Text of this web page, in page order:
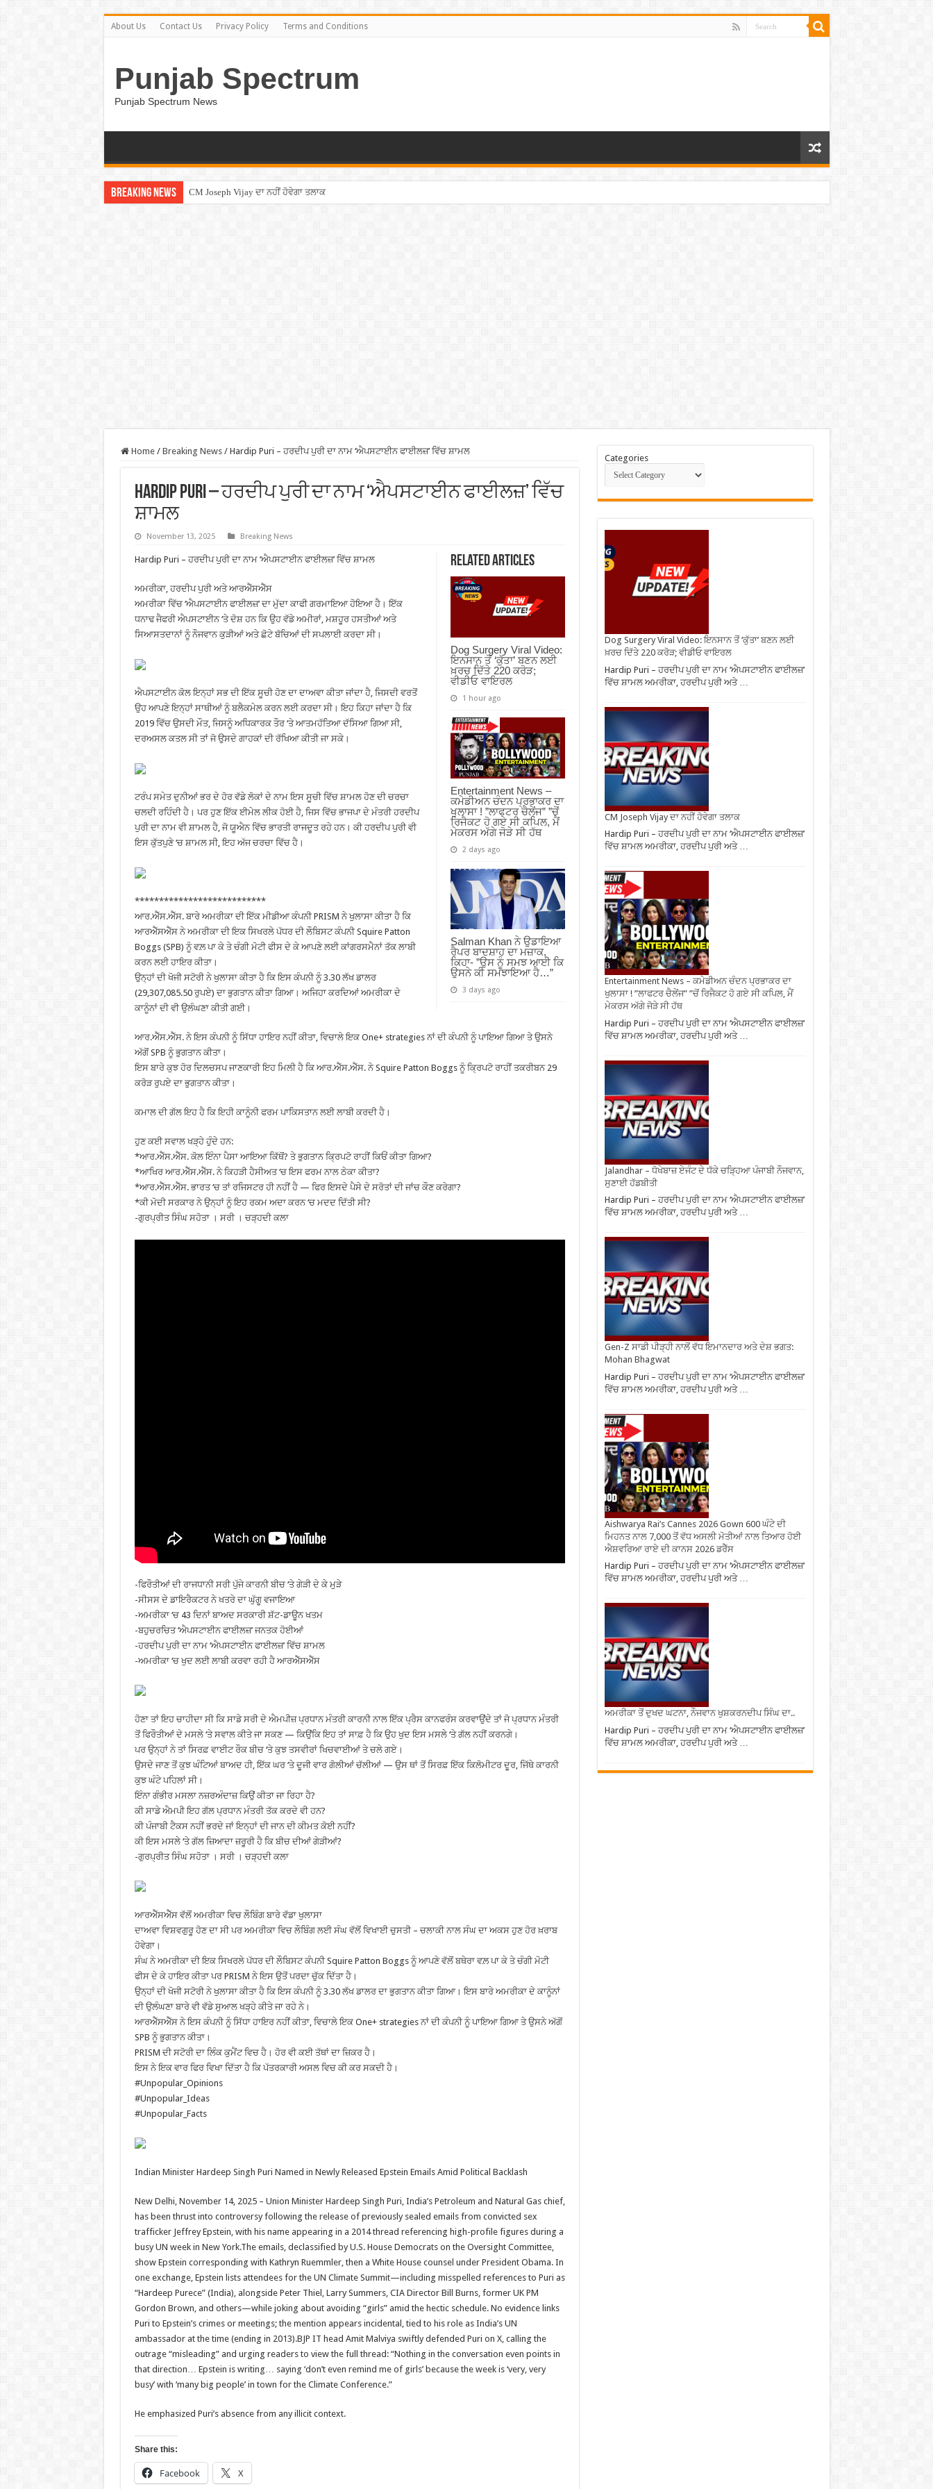
About Us Contact Us Privacy Policy Terms and Conditions
Punjab Spectrum
Punjab Spectrum News
Breaking News CM Joseph Vijay ਦਾ ਨਹੀਂ ਹੋਵੇਗਾ ਤਲਾਕ
Home / Breaking News / Hardip Puri – ਹਰਦੀਪ ਪੁਰੀ ਦਾ ਨਾਮ ‘ਐਪਸਟਾਈਨ ਫਾਈਲਜ਼’ ਵਿੱਚ ਸ਼ਾਮਲ
Hardip Puri – ਹਰਦੀਪ ਪੁਰੀ ਦਾ ਨਾਮ ‘ਐਪਸਟਾਈਨ ਫਾਈਲਜ਼’ ਵਿੱਚ
ਸ਼ਾਮਲ
November 13, 2025 Breaking News
Related Articles
Dog Surgery Viral Video:
ਇਨਸਾਨ ਤੋਂ ‘ਕੁੱਤਾ’ ਬਣਨ ਲਈ
ਖ਼ਰਚ ਦਿੱਤੇ 220 ਕਰੋੜ;
ਵੀਡੀਓ ਵਾਇਰਲ
1 hour ago
Entertainment News –
ਕਮੇਡੀਅਨ ਚੰਦਨ ਪ੍ਰਭਾਕਰ ਦਾ
ਖੁਲਾਸਾ ! ”ਲਾਫਟਰ ਚੈਲੇਂਜ” ”ਚੋਂ
ਰਿਜੈਕਟ ਹੋ ਗਏ ਸੀ ਕਪਿਲ, ਮੈਂ
ਮੇਕਰਸ ਅੱਗੇ ਜੋੜੇ ਸੀ ਹੱਥ
2 days ago
Salman Khan ਨੇ ਉਡਾਇਆ
ਰੈਪਰ ਬਾਦਸ਼ਾਹ ਦਾ ਮਜ਼ਾਕ,
ਕਿਹਾ- ”ਉਸ ਨੂੰ ਸਮਝ ਆਈ ਕਿ
ਉਸਨੇ ਕੀ ਸਮਝਾਇਆ ਹੈ…”
3 days ago
Hardip Puri – ਹਰਦੀਪ ਪੁਰੀ ਦਾ ਨਾਮ ‘ਐਪਸਟਾਈਨ ਫਾਈਲਜ਼’ ਵਿੱਚ ਸ਼ਾਮਲ
ਅਮਰੀਕਾ, ਹਰਦੀਪ ਪੁਰੀ ਅਤੇ ਆਰਐੱਸਐੱਸ
ਅਮਰੀਕਾ ਵਿੱਚ ‘ਐਪਸਟਾਈਨ ਫਾਈਲਜ਼’ ਦਾ ਮੁੱਦਾ ਕਾਫੀ ਗਰਮਾਇਆ ਹੋਇਆ ਹੈ। ਇੱਕ
ਧਨਾਢ ਜੈਫਰੀ ਐਪਸਟਾਈਨ ‘ਤੇ ਦੋਸ਼ ਹਨ ਕਿ ਉਹ ਵੱਡੇ ਅਮੀਰਾਂ, ਮਸ਼ਹੂਰ ਹਸਤੀਆਂ ਅਤੇ
ਸਿਆਸਤਦਾਨਾਂ ਨੂੰ ਨੌਜਵਾਨ ਕੁੜੀਆਂ ਅਤੇ ਛੋਟੇ ਬੱਚਿਆਂ ਦੀ ਸਪਲਾਈ ਕਰਦਾ ਸੀ।
ਐਪਸਟਾਈਨ ਕੋਲ ਇਨ੍ਹਾਂ ਸਭ ਦੀ ਇੱਕ ਸੂਚੀ ਹੋਣ ਦਾ ਦਾਅਵਾ ਕੀਤਾ ਜਾਂਦਾ ਹੈ, ਜਿਸਦੀ ਵਰਤੋਂ
ਉਹ ਆਪਣੇ ਇਨ੍ਹਾਂ ਸਾਥੀਆਂ ਨੂੰ ਬਲੈਕਮੇਲ ਕਰਨ ਲਈ ਕਰਦਾ ਸੀ। ਇਹ ਕਿਹਾ ਜਾਂਦਾ ਹੈ ਕਿ
2019 ਵਿੱਚ ਉਸਦੀ ਮੌਤ, ਜਿਸਨੂੰ ਅਧਿਕਾਰਕ ਤੌਰ ‘ਤੇ ਆਤਮਹੱਤਿਆ ਦੱਸਿਆ ਗਿਆ ਸੀ,
ਦਰਅਸਲ ਕਤਲ ਸੀ ਤਾਂ ਜੋ ਉਸਦੇ ਗਾਹਕਾਂ ਦੀ ਰੱਖਿਆ ਕੀਤੀ ਜਾ ਸਕੇ।
ਟਰੰਪ ਸਮੇਤ ਦੁਨੀਆਂ ਭਰ ਦੇ ਹੋਰ ਵੱਡੇ ਲੋਕਾਂ ਦੇ ਨਾਮ ਇਸ ਸੂਚੀ ਵਿੱਚ ਸ਼ਾਮਲ ਹੋਣ ਦੀ ਚਰਚਾ
ਚਲਦੀ ਰਹਿੰਦੀ ਹੈ। ਪਰ ਹੁਣ ਇੱਕ ਈਮੇਲ ਲੀਕ ਹੋਈ ਹੈ, ਜਿਸ ਵਿੱਚ ਭਾਜਪਾ ਦੇ ਮੰਤਰੀ ਹਰਦੀਪ
ਪੁਰੀ ਦਾ ਨਾਮ ਵੀ ਸ਼ਾਮਲ ਹੈ, ਜੋ ਯੂਐਨ ਵਿੱਚ ਭਾਰਤੀ ਰਾਜਦੂਤ ਰਹੇ ਹਨ। ਕੀ ਹਰਦੀਪ ਪੁਰੀ ਵੀ
ਇਸ ਕੁੱਤਪੁਣੇ ‘ਚ ਸ਼ਾਮਲ ਸੀ, ਇਹ ਅੱਜ ਚਰਚਾ ਵਿੱਚ ਹੈ।
***************************
ਆਰ.ਐੱਸ.ਐੱਸ. ਬਾਰੇ ਅਮਰੀਕਾ ਦੀ ਇੱਕ ਮੀਡੀਆ ਕੰਪਨੀ PRISM ਨੇ ਖੁਲਾਸਾ ਕੀਤਾ ਹੈ ਕਿ
ਆਰਐੱਸਐੱਸ ਨੇ ਅਮਰੀਕਾ ਦੀ ਇਕ ਸਿਖਰਲੇ ਪੱਧਰ ਦੀ ਲੌਬਿਸਟ ਕੰਪਨੀ Squire Patton
Boggs (SPB) ਨੂੰ ਵਲ਼ ਪਾ ਕੇ ਤੇ ਚੰਗੀ ਮੋਟੀ ਫੀਸ ਦੇ ਕੇ ਆਪਣੇ ਲਈ ਕਾਂਗਰਸਮੈਨਾਂ ਤੱਕ ਲਾਬੀ
ਕਰਨ ਲਈ ਹਾਇਰ ਕੀਤਾ।
ਉਨ੍ਹਾਂ ਦੀ ਖੋਜੀ ਸਟੋਰੀ ਨੇ ਖੁਲਾਸਾ ਕੀਤਾ ਹੈ ਕਿ ਇਸ ਕੰਪਨੀ ਨੂੰ 3.30 ਲੱਖ ਡਾਲਰ
(29,307,085.50 ਰੁਪਏ) ਦਾ ਭੁਗਤਾਨ ਕੀਤਾ ਗਿਆ। ਅਜਿਹਾ ਕਰਦਿਆਂ ਅਮਰੀਕਾ ਦੇ
ਕਾਨੂੰਨਾਂ ਦੀ ਵੀ ਉਲੰਘਣਾ ਕੀਤੀ ਗਈ।
ਆਰ.ਐੱਸ.ਐੱਸ. ਨੇ ਇਸ ਕੰਪਨੀ ਨੂੰ ਸਿੱਧਾ ਹਾਇਰ ਨਹੀਂ ਕੀਤਾ, ਵਿਚਾਲੇ ਇਕ One+ strategies ਨਾਂ ਦੀ ਕੰਪਨੀ ਨੂੰ ਪਾਇਆ ਗਿਆ ਤੇ ਉਸਨੇ
ਅੱਗੋਂ SPB ਨੂੰ ਭੁਗਤਾਨ ਕੀਤਾ।
ਇਸ ਬਾਰੇ ਕੁਝ ਹੋਰ ਦਿਲਚਸਪ ਜਾਣਕਾਰੀ ਇਹ ਮਿਲੀ ਹੈ ਕਿ ਆਰ.ਐੱਸ.ਐੱਸ. ਨੇ Squire Patton Boggs ਨੂੰ ਕ੍ਰਿਪਟੋ ਰਾਹੀਂ ਤਕਰੀਬਨ 29
ਕਰੋੜ ਰੁਪਏ ਦਾ ਭੁਗਤਾਨ ਕੀਤਾ।
ਕਮਾਲ ਦੀ ਗੱਲ ਇਹ ਹੈ ਕਿ ਇਹੀ ਕਾਨੂੰਨੀ ਫਰਮ ਪਾਕਿਸਤਾਨ ਲਈ ਲਾਬੀ ਕਰਦੀ ਹੈ।
ਹੁਣ ਕਈ ਸਵਾਲ ਖੜ੍ਹੇ ਹੁੰਦੇ ਹਨ:
*ਆਰ.ਐੱਸ.ਐੱਸ. ਕੋਲ ਇੰਨਾ ਪੈਸਾ ਆਇਆ ਕਿੱਥੋਂ? ਤੇ ਭੁਗਤਾਨ ਕ੍ਰਿਪਟੋ ਰਾਹੀਂ ਕਿਓਂ ਕੀਤਾ ਗਿਆ?
*ਆਖਿਰ ਆਰ.ਐੱਸ.ਐੱਸ. ਨੇ ਕਿਹੜੀ ਹੈਸੀਅਤ ‘ਚ ਇਸ ਫਰਮ ਨਾਲ ਠੇਕਾ ਕੀਤਾ?
*ਆਰ.ਐੱਸ.ਐੱਸ. ਭਾਰਤ ‘ਚ ਤਾਂ ਰਜਿਸਟਰ ਹੀ ਨਹੀਂ ਹੈ — ਫਿਰ ਇਸਦੇ ਪੈਸੇ ਦੇ ਸਰੋਤਾਂ ਦੀ ਜਾਂਚ ਕੌਣ ਕਰੇਗਾ?
*ਕੀ ਮੋਦੀ ਸਰਕਾਰ ਨੇ ਉਨ੍ਹਾਂ ਨੂੰ ਇਹ ਰਕਮ ਅਦਾ ਕਰਨ ‘ਚ ਮਦਦ ਦਿੱਤੀ ਸੀ?
-ਗੁਰਪ੍ਰੀਤ ਸਿੰਘ ਸਹੋਤਾ । ਸਰੀ । ਚੜ੍ਹਦੀ ਕਲਾ
-ਫਿਰੌਤੀਆਂ ਦੀ ਰਾਜਧਾਨੀ ਸਰੀ ਪੁੱਜੇ ਕਾਰਨੀ ਬੀਚ ‘ਤੇ ਗੇੜੀ ਦੇ ਕੇ ਮੁੜੇ
-ਸੀਸਸ ਦੇ ਡਾਇਰੈਕਟਰ ਨੇ ਖਤਰੇ ਦਾ ਘੁੱਗੂ ਵਜਾਇਆ
-ਅਮਰੀਕਾ ‘ਚ 43 ਦਿਨਾਂ ਬਾਅਦ ਸਰਕਾਰੀ ਸ਼ੱਟ-ਡਾਊਨ ਖਤਮ
-ਬਹੁਚਰਚਿਤ ‘ਐਪਸਟਾਈਨ ਫਾਈਲਜ਼’ ਜਨਤਕ ਹੋਈਆਂ
-ਹਰਦੀਪ ਪੁਰੀ ਦਾ ਨਾਮ ‘ਐਪਸਟਾਈਨ ਫਾਈਲਜ਼’ ਵਿੱਚ ਸ਼ਾਮਲ
-ਅਮਰੀਕਾ ‘ਚ ਖੁਦ ਲਈ ਲਾਬੀ ਕਰਵਾ ਰਹੀ ਹੈ ਆਰਐੱਸਐੱਸ
ਹੋਣਾ ਤਾਂ ਇਹ ਚਾਹੀਦਾ ਸੀ ਕਿ ਸਾਡੇ ਸਰੀ ਦੇ ਐਮਪੀਜ਼ ਪ੍ਰਧਾਨ ਮੰਤਰੀ ਕਾਰਨੀ ਨਾਲ ਇੱਕ ਪ੍ਰੈਸ ਕਾਨਫਰੰਸ ਕਰਵਾਉਂਦੇ ਤਾਂ ਜੋ ਪ੍ਰਧਾਨ ਮੰਤਰੀ
ਤੋਂ ਫਿਰੌਤੀਆਂ ਦੇ ਮਸਲੇ ‘ਤੇ ਸਵਾਲ ਕੀਤੇ ਜਾ ਸਕਣ — ਕਿਉਂਕਿ ਇਹ ਤਾਂ ਸਾਫ਼ ਹੈ ਕਿ ਉਹ ਖੁਦ ਇਸ ਮਸਲੇ ‘ਤੇ ਗੱਲ ਨਹੀਂ ਕਰਨਗੇ।
ਪਰ ਉਨ੍ਹਾਂ ਨੇ ਤਾਂ ਸਿਰਫ਼ ਵਾਈਟ ਰੌਕ ਬੀਚ ‘ਤੇ ਕੁਝ ਤਸਵੀਰਾਂ ਖਿਚਵਾਈਆਂ ਤੇ ਚਲੇ ਗਏ।
ਉਸਦੇ ਜਾਣ ਤੋਂ ਕੁਝ ਘੰਟਿਆਂ ਬਾਅਦ ਹੀ, ਇੱਕ ਘਰ ‘ਤੇ ਦੂਜੀ ਵਾਰ ਗੋਲੀਆਂ ਚੱਲੀਆਂ — ਉਸ ਥਾਂ ਤੋਂ ਸਿਰਫ਼ ਇੱਕ ਕਿਲੋਮੀਟਰ ਦੂਰ, ਜਿੱਥੇ ਕਾਰਨੀ
ਕੁਝ ਘੰਟੇ ਪਹਿਲਾਂ ਸੀ।
ਇੰਨਾ ਗੰਭੀਰ ਮਸਲਾ ਨਜ਼ਰਅੰਦਾਜ਼ ਕਿਉਂ ਕੀਤਾ ਜਾ ਰਿਹਾ ਹੈ?
ਕੀ ਸਾਡੇ ਐਮਪੀ ਇਹ ਗੱਲ ਪ੍ਰਧਾਨ ਮੰਤਰੀ ਤੱਕ ਕਰਦੇ ਵੀ ਹਨ?
ਕੀ ਪੰਜਾਬੀ ਟੈਕਸ ਨਹੀਂ ਭਰਦੇ ਜਾਂ ਇਨ੍ਹਾਂ ਦੀ ਜਾਨ ਦੀ ਕੀਮਤ ਕੋਈ ਨਹੀਂ?
ਕੀ ਇਸ ਮਸਲੇ ‘ਤੇ ਗੱਲ ਜ਼ਿਆਦਾ ਜ਼ਰੂਰੀ ਹੈ ਕਿ ਬੀਚ ਦੀਆਂ ਗੇੜੀਆਂ?
-ਗੁਰਪ੍ਰੀਤ ਸਿੰਘ ਸਹੋਤਾ । ਸਰੀ । ਚੜ੍ਹਦੀ ਕਲਾ
ਆਰਐੱਸਐੱਸ ਵੱਲੋਂ ਅਮਰੀਕਾ ਵਿਚ ਲੌਬਿੰਗ ਬਾਰੇ ਵੱਡਾ ਖੁਲਾਸਾ
ਦਾਅਵਾ ਵਿਸ਼ਵਗੁਰੂ ਹੋਣ ਦਾ ਸੀ ਪਰ ਅਮਰੀਕਾ ਵਿਚ ਲੌਬਿੰਗ ਲਈ ਸੰਘ ਵੱਲੋਂ ਵਿਖਾਈ ਚੁਸਤੀ – ਚਲਾਕੀ ਨਾਲ ਸੰਘ ਦਾ ਅਕਸ ਹੁਣ ਹੋਰ ਖ਼ਰਾਬ
ਹੋਵੇਗਾ।
ਸੰਘ ਨੇ ਅਮਰੀਕਾ ਦੀ ਇਕ ਸਿਖਰਲੇ ਪੱਧਰ ਦੀ ਲੌਬਿਸਟ ਕੰਪਨੀ Squire Patton Boggs ਨੂੰ ਆਪਣੇ ਵੱਲੋਂ ਬਥੇਰਾ ਵਲ਼ ਪਾ ਕੇ ਤੇ ਚੰਗੀ ਮੋਟੀ
ਫੀਸ ਦੇ ਕੇ ਹਾਇਰ ਕੀਤਾ ਪਰ PRISM ਨੇ ਇਸ ਉਤੋਂ ਪਰਦਾ ਚੁੱਕ ਦਿੱਤਾ ਹੈ।
ਉਨ੍ਹਾਂ ਦੀ ਖੋਜੀ ਸਟੋਰੀ ਨੇ ਖੁਲਾਸਾ ਕੀਤਾ ਹੈ ਕਿ ਇਸ ਕੰਪਨੀ ਨੂੰ 3.30 ਲੱਖ ਡਾਲਰ ਦਾ ਭੁਗਤਾਨ ਕੀਤਾ ਗਿਆ। ਇਸ ਬਾਰੇ ਅਮਰੀਕਾ ਦੇ ਕਾਨੂੰਨਾਂ
ਦੀ ਉਲੰਘਣਾ ਬਾਰੇ ਵੀ ਵੱਡੇ ਸੁਆਲ ਖੜ੍ਹੇ ਕੀਤੇ ਜਾ ਰਹੇ ਨੇ।
ਆਰਐੱਸਐੱਸ ਨੇ ਇਸ ਕੰਪਨੀ ਨੂੰ ਸਿੱਧਾ ਹਾਇਰ ਨਹੀਂ ਕੀਤਾ, ਵਿਚਾਲੇ ਇਕ One+ strategies ਨਾਂ ਦੀ ਕੰਪਨੀ ਨੂੰ ਪਾਇਆ ਗਿਆ ਤੇ ਉਸਨੇ ਅੱਗੋਂ
SPB ਨੂੰ ਭੁਗਤਾਨ ਕੀਤਾ।
PRISM ਦੀ ਸਟੋਰੀ ਦਾ ਲਿੰਕ ਕੁਮੈਂਟ ਵਿਚ ਹੈ। ਹੋਰ ਵੀ ਕਈ ਤੱਥਾਂ ਦਾ ਜ਼ਿਕਰ ਹੈ।
ਇਸ ਨੇ ਇਕ ਵਾਰ ਫਿਰ ਵਿਖਾ ਦਿੱਤਾ ਹੈ ਕਿ ਪੱਤਰਕਾਰੀ ਅਸਲ ਵਿਚ ਕੀ ਕਰ ਸਕਦੀ ਹੈ।
#Unpopular_Opinions
#Unpopular_Ideas
#Unpopular_Facts
Indian Minister Hardeep Singh Puri Named in Newly Released Epstein Emails Amid Political Backlash
New Delhi, November 14, 2025 – Union Minister Hardeep Singh Puri, India’s Petroleum and Natural Gas chief,
has been thrust into controversy following the release of previously sealed emails from convicted sex
trafficker Jeffrey Epstein, with his name appearing in a 2014 thread referencing high-profile figures during a
busy UN week in New York.The emails, declassified by U.S. House Democrats on the Oversight Committee,
show Epstein corresponding with Kathryn Ruemmler, then a White House counsel under President Obama. In
one exchange, Epstein lists attendees for the UN Climate Summit—including misspelled references to Puri as
“Hardeep Purece” (India), alongside Peter Thiel, Larry Summers, CIA Director Bill Burns, former UK PM
Gordon Brown, and others—while joking about avoiding “girls” amid the hectic schedule. No evidence links
Puri to Epstein’s crimes or meetings; the mention appears incidental, tied to his role as India’s UN
ambassador at the time (ending in 2013).BJP IT head Amit Malviya swiftly defended Puri on X, calling the
outrage “misleading” and urging readers to view the full thread: “Nothing in the conversation even points in
that direction… Epstein is writing… saying ‘don’t even remind me of girls’ because the week is ‘very, very
busy’ with ‘many big people’ in town for the Climate Conference.”
He emphasized Puri’s absence from any illicit context.
Share this:
Facebook X
Categories
Dog Surgery Viral Video: ਇਨਸਾਨ ਤੋਂ ‘ਕੁੱਤਾ’ ਬਣਨ ਲਈ
ਖ਼ਰਚ ਦਿੱਤੇ 220 ਕਰੋੜ; ਵੀਡੀਓ ਵਾਇਰਲ
Hardip Puri – ਹਰਦੀਪ ਪੁਰੀ ਦਾ ਨਾਮ ‘ਐਪਸਟਾਈਨ ਫਾਈਲਜ਼’
ਵਿੱਚ ਸ਼ਾਮਲ ਅਮਰੀਕਾ, ਹਰਦੀਪ ਪੁਰੀ ਅਤੇ …
CM Joseph Vijay ਦਾ ਨਹੀਂ ਹੋਵੇਗਾ ਤਲਾਕ
Hardip Puri – ਹਰਦੀਪ ਪੁਰੀ ਦਾ ਨਾਮ ‘ਐਪਸਟਾਈਨ ਫਾਈਲਜ਼’
ਵਿੱਚ ਸ਼ਾਮਲ ਅਮਰੀਕਾ, ਹਰਦੀਪ ਪੁਰੀ ਅਤੇ …
Entertainment News – ਕਮੇਡੀਅਨ ਚੰਦਨ ਪ੍ਰਭਾਕਰ ਦਾ
ਖੁਲਾਸਾ ! ”ਲਾਫਟਰ ਚੈਲੇਂਜ” ”ਚੋਂ ਰਿਜੈਕਟ ਹੋ ਗਏ ਸੀ ਕਪਿਲ, ਮੈਂ
ਮੇਕਰਸ ਅੱਗੇ ਜੋੜੇ ਸੀ ਹੱਥ
Hardip Puri – ਹਰਦੀਪ ਪੁਰੀ ਦਾ ਨਾਮ ‘ਐਪਸਟਾਈਨ ਫਾਈਲਜ਼’
ਵਿੱਚ ਸ਼ਾਮਲ ਅਮਰੀਕਾ, ਹਰਦੀਪ ਪੁਰੀ ਅਤੇ …
Jalandhar – ਧੋਖੇਬਾਜ਼ ਏਜੰਟ ਦੇ ਧੱਕੇ ਚੜ੍ਹਿਆ ਪੰਜਾਬੀ ਨੌਜਵਾਨ,
ਸੁਣਾਈ ਹੱਡਬੀਤੀ
Hardip Puri – ਹਰਦੀਪ ਪੁਰੀ ਦਾ ਨਾਮ ‘ਐਪਸਟਾਈਨ ਫਾਈਲਜ਼’
ਵਿੱਚ ਸ਼ਾਮਲ ਅਮਰੀਕਾ, ਹਰਦੀਪ ਪੁਰੀ ਅਤੇ …
Gen-Z ਸਾਡੀ ਪੀੜ੍ਹੀ ਨਾਲੋਂ ਵੱਧ ਇਮਾਨਦਾਰ ਅਤੇ ਦੇਸ਼ ਭਗਤ:
Mohan Bhagwat
Hardip Puri – ਹਰਦੀਪ ਪੁਰੀ ਦਾ ਨਾਮ ‘ਐਪਸਟਾਈਨ ਫਾਈਲਜ਼’
ਵਿੱਚ ਸ਼ਾਮਲ ਅਮਰੀਕਾ, ਹਰਦੀਪ ਪੁਰੀ ਅਤੇ …
Aishwarya Rai’s Cannes 2026 Gown 600 ਘੰਟੇ ਦੀ
ਮਿਹਨਤ ਨਾਲ 7,000 ਤੋਂ ਵੱਧ ਅਸਲੀ ਮੋਤੀਆਂ ਨਾਲ ਤਿਆਰ ਹੋਈ
ਐਸ਼ਵਰਿਆ ਰਾਏ ਦੀ ਕਾਨਸ 2026 ਡਰੈੱਸ
Hardip Puri – ਹਰਦੀਪ ਪੁਰੀ ਦਾ ਨਾਮ ‘ਐਪਸਟਾਈਨ ਫਾਈਲਜ਼’
ਵਿੱਚ ਸ਼ਾਮਲ ਅਮਰੀਕਾ, ਹਰਦੀਪ ਪੁਰੀ ਅਤੇ …
ਅਮਰੀਕਾ ਤੋਂ ਦੁਖਦ ਘਟਨਾ, ਨੌਜਵਾਨ ਖੁਸ਼ਕਰਨਦੀਪ ਸਿੰਘ ਦਾ..
Hardip Puri – ਹਰਦੀਪ ਪੁਰੀ ਦਾ ਨਾਮ ‘ਐਪਸਟਾਈਨ ਫਾਈਲਜ਼’
ਵਿੱਚ ਸ਼ਾਮਲ ਅਮਰੀਕਾ, ਹਰਦੀਪ ਪੁਰੀ ਅਤੇ …